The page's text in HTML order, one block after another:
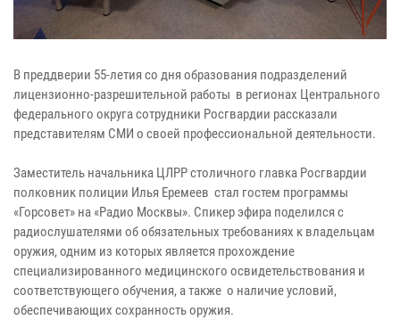
В преддверии 55-летия со дня образования подразделений
лицензионно-разрешительной работы в регионах Центрального
федерального округа сотрудники Росгвардии рассказали
представителям СМИ о своей профессиональной деятельности.
Заместитель начальника ЦЛРР столичного главка Росгвардии
полковник полиции Илья Еремеев стал гостем программы
«Горсовет» на «Радио Москвы». Спикер эфира поделился с
радиослушателями об обязательных требованиях к владельцам
оружия, одним из которых является прохождение
специализированного медицинского освидетельствования и
соответствующего обучения, а также о наличие условий,
обеспечивающих сохранность оружия.